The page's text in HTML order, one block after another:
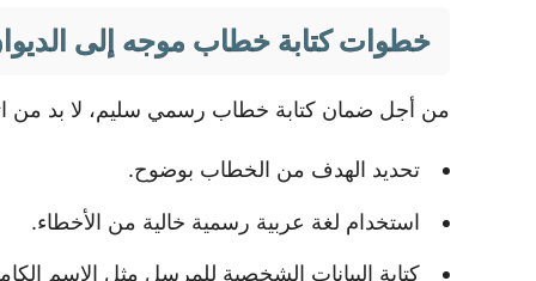
خطوات كتابة خطاب موجه إلى
من أجل ضمان كتابة خطاب رسمي سليم، لا بد من
تحديد الهدف من الخطاب بوضوح.
استخدام لغة عربية رسمية خالية من الأخطاء.
كتابة البيانات الشخصية للمرسل مثل الاسم